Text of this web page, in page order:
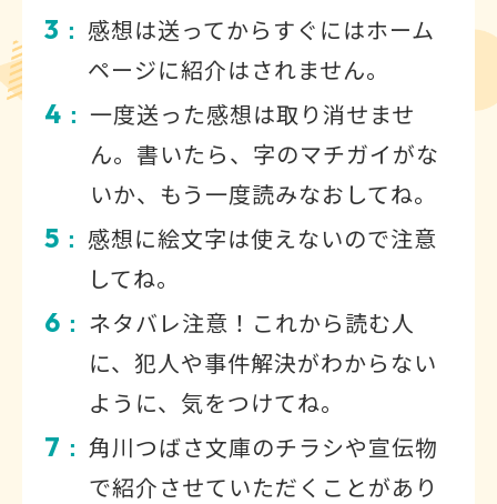
3 ： 感想は送ってからすぐにはホーム
ページに紹介はされません。
4 ： 一度送った感想は取り消せませ
ん。書いたら、字のマチガイがな
いか、もう一度読みなおしてね。
5 ： 感想に絵文字は使えないので注意
してね。
6 ： ネタバレ注意！これから読む人
に、犯人や事件解決がわからない
ように、気をつけてね。
7 ： 角川つばさ文庫のチラシや宣伝物
で紹介させていただくことがあり